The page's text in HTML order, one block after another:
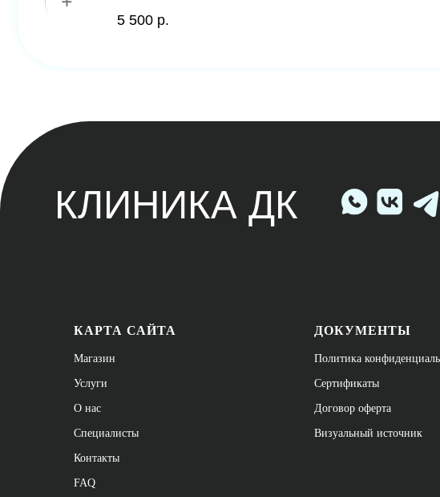
КАРТА САЙТА
Магазин
Услуги
О нас
Специалисты
Контакты
FAQ
ДОКУМЕНТЫ
Политика
Сертификаты
Договор оферта
Визуальный источник